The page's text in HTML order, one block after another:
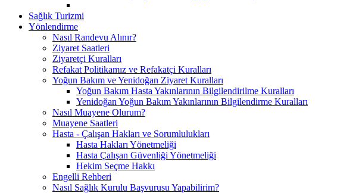
Sağlık Turizmi
Yönlendirme
Nasıl Randevu Alınır?
Ziyaret Saatleri
Ziyaretçi Kuralları
Refakat Politikamız ve Refakatçi Kuralları
Yoğun Bakım ve Yenidoğan Ziyaret Kuralları
Yoğun Bakım Hasta Yakınlarının Bilgilendirilme Kuralları
Yenidoğan Yoğun Bakım Yakınlarının Bilgilendirme Kuralları
Nasıl Muayene Olurum?
Muayene Saatleri
Hasta - Çalışan Hakları ve Sorumlulukları
Hasta Hakları Yönetmeliği
Hasta Çalışan Güvenliği Yönetmeliği
Hekim Seçme Hakkı
Engelli Rehberi
Nasıl Sağlık Kurulu Başvurusu Yapabilirim?